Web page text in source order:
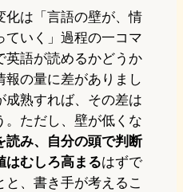
化は「言語の壁が、情
ていく」過程の一コマ
英語が読めるかどうか
報の量に差がありまし
成熟すれば、その差は
。ただし、壁が低くな
読み、自分の頭で判断
はむしろ高まるはずで
、書き手が考えるこ